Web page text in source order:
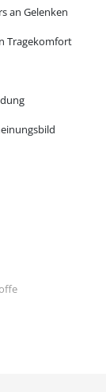
an Gelenken
Tragekomfort